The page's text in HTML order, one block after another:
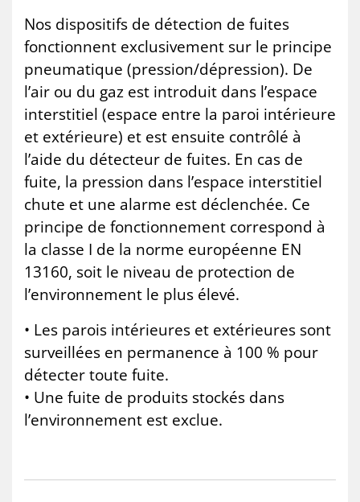
Nos dispositifs de détection de fuites
fonctionnent exclusivement sur le principe
pneumatique (pression/dépression). De
l’air ou du gaz est introduit dans l’espace
interstitiel (espace entre la paroi intérieure
et extérieure) et est ensuite contrôlé à
l’aide du détecteur de fuites. En cas de
fuite, la pression dans l’espace interstitiel
chute et une alarme est déclenchée. Ce
principe de fonctionnement correspond à
la classe I de la norme européenne EN
13160, soit le niveau de protection de
l’environnement le plus élevé.
• Les parois intérieures et extérieures sont
surveillées en permanence à 100 % pour
détecter toute fuite.
• Une fuite de produits stockés dans
l’environnement est exclue.